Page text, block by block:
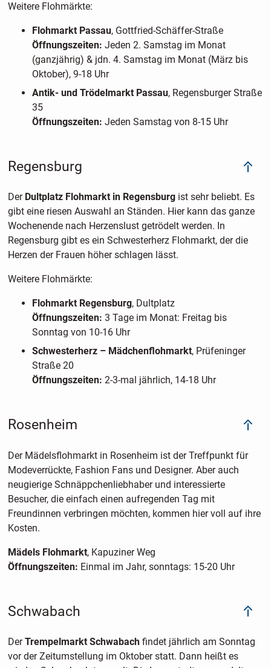
Weitere Flohmärkte:
Flohmarkt Passau, Gottfried-Schäffer-Straße
Öffnungszeiten: Jeden 2. Samstag im Monat
(ganzjährig) & jdn. 4. Samstag im Monat (März bis
Oktober), 9-18 Uhr
Antik- und Trödelmarkt Passau, Regensburger Straße
35
Öffnungszeiten: Jeden Samstag von 8-15 Uhr
Regensburg
Der Dultplatz Flohmarkt in Regensburgist sehr beliebt. Es
gibt eine riesen Auswahl an Ständen. Hier kann das ganze
Wochenende nach Herzenslust getrödelt werden. In
Regensburg gibt es ein Schwesterherz Flohmarkt, der die
Herzen der Frauen höher schlagen lässt.
Weitere Flohmärkte:
Flohmarkt Regensburg, Dultplatz
Öffnungszeiten: 3 Tage im Monat: Freitag bis
Sonntag von 10-16 Uhr
Schwesterherz – Mädchenflohmarkt, Prüfeninger
Straße 20
Öffnungszeiten: 2-3-mal jährlich, 14-18 Uhr
Rosenheim
Der Mädelsflohmarkt in Rosenheim ist der Treffpunkt für
Modeverrückte, Fashion Fans und Designer. Aber auch
neugierige Schnäppchenliebhaber und interessierte
Besucher, die einfach einen aufregenden Tag mit
Freundinnen verbringen möchten, kommen hier voll auf ihre
Kosten.
Mädels Flohmarkt, Kapuziner Weg
Öffnungszeiten: Einmal im Jahr, sonntags: 15-20 Uhr
Schwabach
DerTrempelmarkt Schwabachfindet jährlich am Sonntag
vor der Zeitumstellung im Oktober statt. Dann heißt es